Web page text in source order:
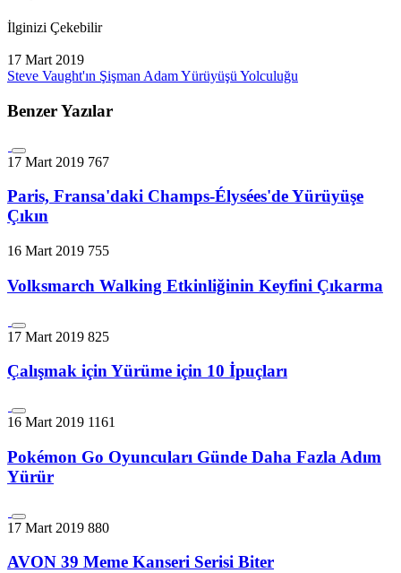
İlginizi Çekebilir
17 Mart 2019
Steve Vaught'ın Şişman Adam Yürüyüşü Yolculuğu
Benzer Yazılar
17 Mart 2019 767
Paris, Fransa'daki Champs-Élysées'de Yürüyüşe
Çıkın
16 Mart 2019 755
Volksmarch Walking Etkinliğinin Keyfini Çıkarma
17 Mart 2019 825
Çalışmak için Yürüme için 10 İpuçları
16 Mart 2019 1161
Pokémon Go Oyuncuları Günde Daha Fazla Adım
Yürür
17 Mart 2019 880
AVON 39 Meme Kanseri Serisi Biter